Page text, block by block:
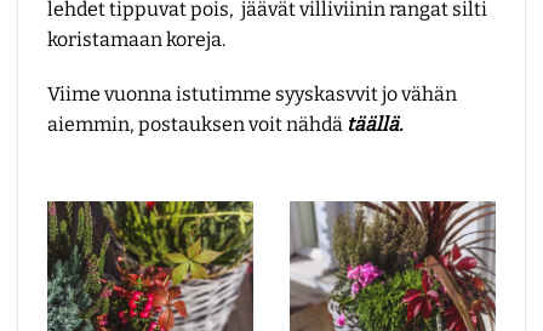
lehdet tippuvat pois, jäävät villiviinin rangat silti
koristamaan koreja.
Viime vuonna istutimme syyskasvvit jo vähän
aiemmin, postauksen voit nähdä täällä.